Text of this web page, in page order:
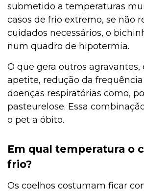
submetido a temperaturas
casos de frio extremo, se não
cuidados necessários, o
num quadro de hipotermia.
O que gera outros agravantes,
apetite, redução da
doenças respiratórias como,
pasteurelose. Essa
o pet a óbito.
Em qual temperatura o
frio?
Os coelhos costumam ficar